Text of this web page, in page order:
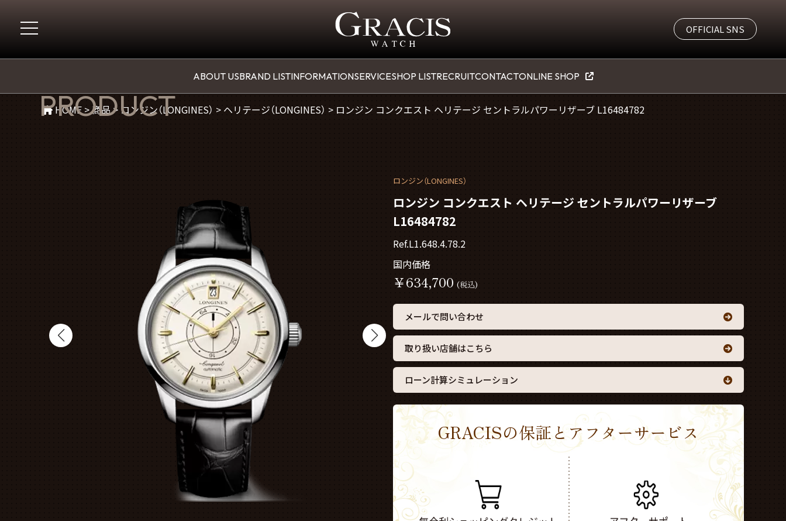
OFFICIAL SNS
ABOUT USBRAND LISTINFORMATIONSERVICESHOP LISTRECRUITCONTACTONLINE SHOP
PRODUCT
HOME>商品> ロンジン（LONGINES） > ヘリテージ（LONGINES） > ロンジン コンクエスト ヘリテージ セントラルパワーリザーブ L16484782
ロンジン（LONGINES）
ロンジン コンクエスト ヘリテージ セントラルパワーリザーブ
L16484782
Ref.L1.648.4.78.2
国内価格
￥634,700 (税込)
メールで問い合わせ
取り扱い店舗はこちら
ローン計算シミュレーション
GRACISの保証とアフターサービス